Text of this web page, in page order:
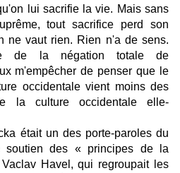
lui sacrifie la vie. Mais sans
tout sacrifice perd son
ne vaut rien. Rien n'a de sens.
de la négation totale de
m'empêcher de penser que le
occidentale vient moins des
la culture occidentale elle-
était un des porte-paroles du
soutien des « principes de la
Havel, qui regroupait les